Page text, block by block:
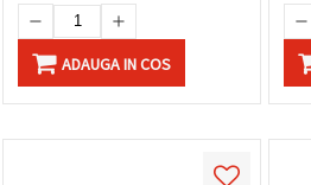
ADAUGA IN COS